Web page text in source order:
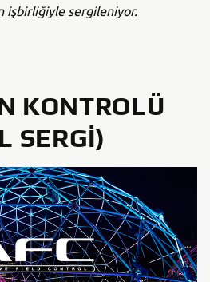
işbirliğiyle sergileniyor.
KONTROLÜ
SERGI)